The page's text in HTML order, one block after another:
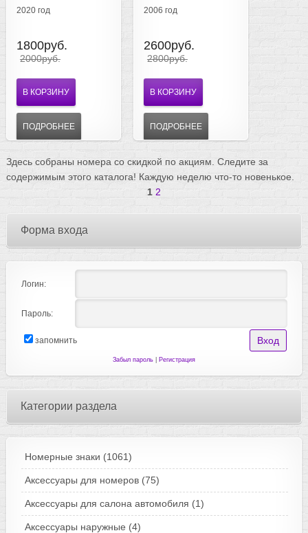
2020 год
1800руб.
2000руб.
В КОРЗИНУ
ПОДРОБНЕЕ
2006 год
2600руб.
2800руб.
В КОРЗИНУ
ПОДРОБНЕЕ
Здесь собраны номера со скидкой по акциям. Следите за
содержимым этого каталога! Каждую неделю что-то новенькое.
1 2
Форма входа
Логин:
Пароль:
запомнить
Забыл пароль| Регистрация
Категории раздела
Номерные знаки (1061)
Аксессуары для номеров (75)
Аксессуары для салона автомобиля (1)
Аксессуары наружные (4)